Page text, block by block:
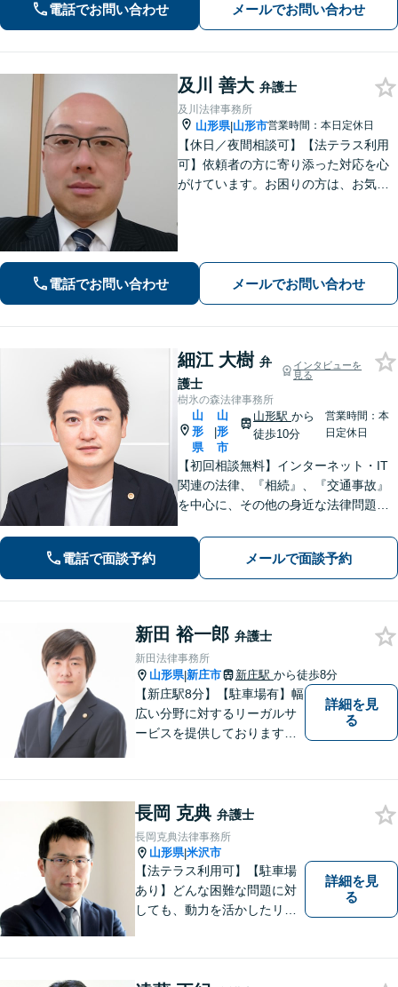
電話でお問い合わせ メールでお問い合わせ
及川 善大 弁護士
及川法律事務所
山形県|山形市営業時間：本日定休日
【休日／夜間相談可】【法テラス利用
可】依頼者の方に寄り添った対応を心
がけています。お困りの方は、お気軽
電話でお問い合わせ メールでお問い合わせ
細江 大樹 弁
護士
インタビューを
見る
樹氷の森法律事務所
山
形
県
|
山
形
市
山形駅 から
徒歩10分
営業時間：本
日定休日
【初回相談無料】インターネット・IT
関連の法律、『相続』、『交通事故』
を中心に、その他の身近な法律問題も
ず、まずはお気軽にご相談ください
【オンライン相談可能】【完全個室】
【駐車場あり】【山形駅11分】
電話で面談予約 メールで面談予約
新田 裕一郎 弁護士
新田法律事務所
山形県|新庄市 新庄駅 から徒歩8分
【新庄駅8分】【駐車場有】幅
広い分野に対するリーガルサ
ービスを提供しております。
を常に意識し、依頼者のお悩
み解決に全力を注ぎます。ま
ずは、お気軽にご相談くださ
い。
詳細を見
る
長岡 克典 弁護士
長岡克典法律事務所
山形県|米沢市
【法テラス利用可】【駐車場
あり】どんな困難な問題に対
しても、動力を活かしたリー
詳細を見
る